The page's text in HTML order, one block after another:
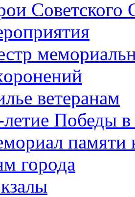
Советского
ветеранам
летие Победы
памяти
города